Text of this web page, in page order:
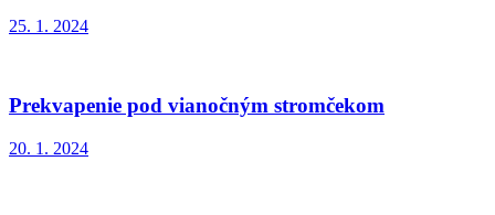
25. 1. 2024
Prekvapenie pod vianočným stromčekom
20. 1. 2024